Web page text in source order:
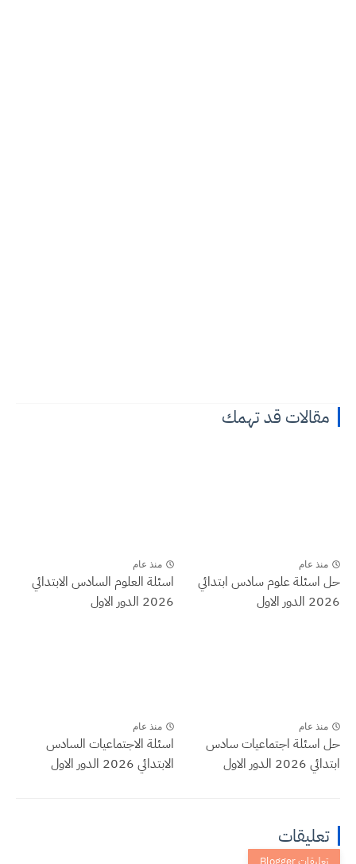
مقالات قد تهمك
منذ عام
حل اسئلة علوم سادس ابتدائي
2026 الدور الاول
منذ عام
اسئلة العلوم السادس الابتدائي
2026 الدور الاول
منذ عام
حل اسئلة اجتماعيات سادس
ابتدائي 2026 الدور الاول
منذ عام
اسئلة الاجتماعيات السادس
الابتدائي 2026 الدور الاول
تعليقات